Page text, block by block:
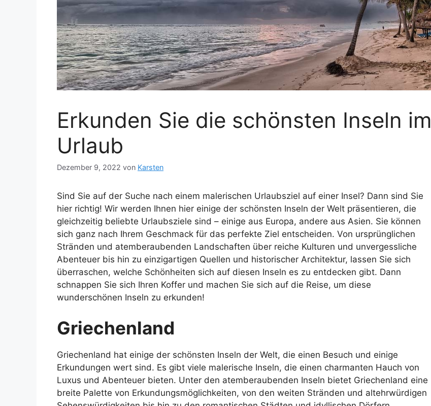
Erkunden Sie die schönsten Inseln im
Urlaub
Dezember 9, 2022 von Karsten
Sind Sie auf der Suche nach einem malerischen Urlaubsziel auf einer Insel? Dann sind Sie
hier richtig! Wir werden Ihnen hier einige der schönsten Inseln der Welt präsentieren, die
gleichzeitig beliebte Urlaubsziele sind – einige aus Europa, andere aus Asien. Sie können
sich ganz nach Ihrem Geschmack für das perfekte Ziel entscheiden. Von ursprünglichen
Stränden und atemberaubenden Landschaften über reiche Kulturen und unvergessliche
Abenteuer bis hin zu einzigartigen Quellen und historischer Architektur, lassen Sie sich
überraschen, welche Schönheiten sich auf diesen Inseln es zu entdecken gibt. Dann
schnappen Sie sich Ihren Koffer und machen Sie sich auf die Reise, um diese
wunderschönen Inseln zu erkunden!
Griechenland
Griechenland hat einige der schönsten Inseln der Welt, die einen Besuch und einige
Erkundungen wert sind. Es gibt viele malerische Inseln, die einen charmanten Hauch von
Luxus und Abenteuer bieten. Unter den atemberaubenden Inseln bietet Griechenland eine
breite Palette von Erkundungsmöglichkeiten, von den weiten Stränden und altehrwürdigen